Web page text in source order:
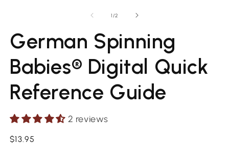
1/of
2
German Spinning
Babies® Digital Quick
Reference Guide
2 reviews
Regular
$13.95